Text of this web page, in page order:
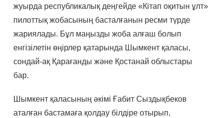
жуырда республикалық деңгейде «Кітап оқитын ұлт»
пилоттық жобасының басталғанын ресми түрде
жариялады. Бұл маңызды жоба алғаш болып
енгізілетін өңірлер қатарында Шымкент қаласы,
сондай-ақ Қарағанды және Қостанай облыстары
бар.
Шымкент қаласының әкімі Ғабит Сыздықбеков
аталған бастамаға қолдау білдіре отырып,